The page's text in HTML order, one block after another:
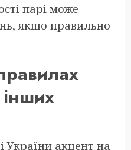
парі може
якщо правильно
України акцент на